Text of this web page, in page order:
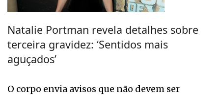
Natalie Portman revela detalhes sobre
terceira gravidez: ‘Sentidos mais
aguçados’
O corpo envia avisos que não devem ser